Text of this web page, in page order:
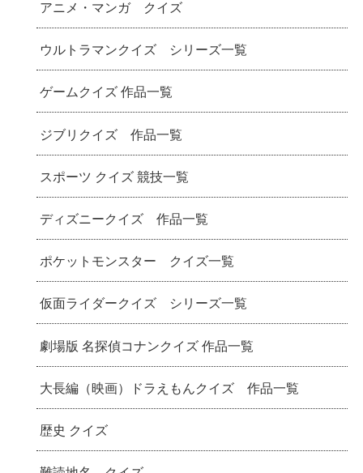
アニメ・マンガ クイズ
ウルトラマンクイズ シリーズ一覧
ゲームクイズ 作品一覧
ジブリクイズ 作品一覧
スポーツ クイズ 競技一覧
ディズニークイズ 作品一覧
ポケットモンスター クイズ一覧
仮面ライダークイズ シリーズ一覧
劇場版 名探偵コナンクイズ 作品一覧
大長編（映画）ドラえもんクイズ 作品一覧
歴史 クイズ